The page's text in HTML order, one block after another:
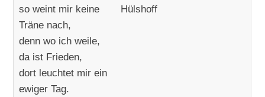
so weint mir keine
Träne nach,
denn wo ich weile,
da ist Frieden,
dort leuchtet mir ein
ewiger Tag.
Hülshoff